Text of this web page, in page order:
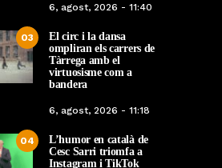
6, agost, 2026 - 11:40
03
El circ i la dansa
ompliran els carrers de
Tàrrega amb el
virtuosisme com a
bandera
6, agost, 2026 - 11:18
04
L’humor en català de
Cesc Sarri triomfa a
Instagram i TikTok
12, maig, 2026 - 09:29